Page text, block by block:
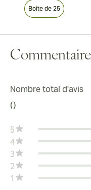
Boîte de 25
Nombre total d'avis
0
5
4
3
2
1